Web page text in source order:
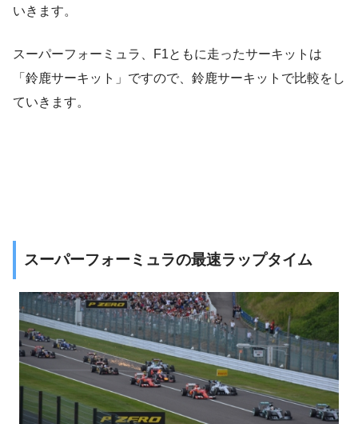
いきます。
スーパーフォーミュラ、F1ともに走ったサーキットは
「鈴鹿サーキット」ですので、鈴鹿サーキットで比較をし
ていきます。
スーパーフォーミュラの最速ラップタイム